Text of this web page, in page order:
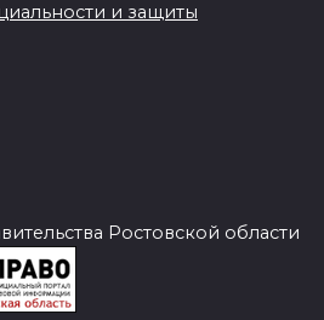
и защиты
Ростовской области